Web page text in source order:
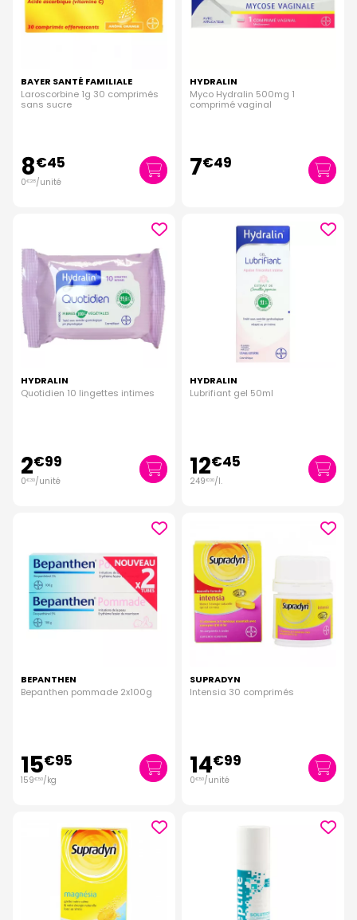
BAYER SANTÉ FAMILIALE
Laroscorbine 1g 30 comprimés
sans sucre
8€45
0€28/unité
HYDRALIN
Myco Hydralin 500mg 1
comprimé vaginal
7€49
HYDRALIN
Quotidien 10 lingettes intimes
2€99
0€30/unité
HYDRALIN
Lubrifiant gel 50ml
12€45
249€00/l.
BEPANTHEN
Bepanthen pommade 2x100g
15€95
159€50/kg
SUPRADYN
Intensia 30 comprimés
14€99
0€50/unité